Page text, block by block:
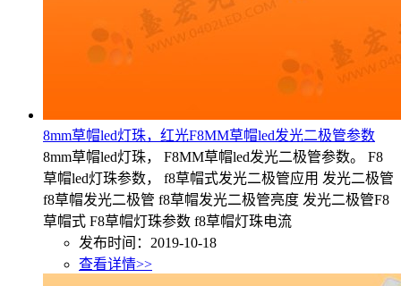
8mm草帽led灯珠，红光F8MM草帽led发光二极管参数
8mm草帽led灯珠， F8MM草帽led发光二极管参数。 F8
草帽led灯珠参数， f8草帽式发光二极管应用 发光二极管
f8草帽发光二极管 f8草帽发光二极管亮度 发光二极管F8
草帽式 F8草帽灯珠参数 f8草帽灯珠电流
发布时间：2019-10-18
查看详情>>